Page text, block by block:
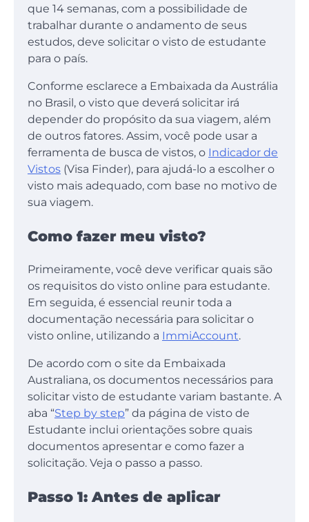
que 14 semanas, com a possibilidade de
trabalhar durante o andamento de seus
estudos, deve solicitar o visto de estudante
para o país.
Conforme esclarece a Embaixada da Austrália
no Brasil, o visto que deverá solicitar irá
depender do propósito da sua viagem, além
de outros fatores. Assim, você pode usar a
ferramenta de busca de vistos, o Indicador de
Vistos (Visa Finder), para ajudá-lo a escolher o
visto mais adequado, com base no motivo de
sua viagem.
Como fazer meu visto?
Primeiramente, você deve verificar quais são
os requisitos do visto online para estudante.
Em seguida, é essencial reunir toda a
documentação necessária para solicitar o
visto online, utilizando a ImmiAccount.
De acordo com o site da Embaixada
Australiana, os documentos necessários para
solicitar visto de estudante variam bastante. A
aba “Step by step” da página de visto de
Estudante inclui orientações sobre quais
documentos apresentar e como fazer a
solicitação. Veja o passo a passo.
Passo 1: Antes de aplicar